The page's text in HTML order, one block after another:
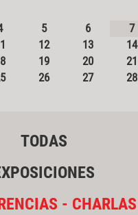
5 6 7
12 13 14
19 20 21
26 27 28
TODAS
- CHARLAS